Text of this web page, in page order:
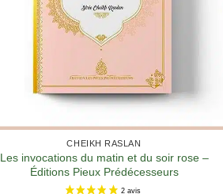
CHEIKH RASLAN
Les invocations du matin et du soir rose –
Éditions Pieux Prédécesseurs